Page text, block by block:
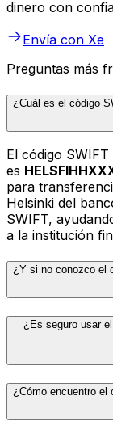
dinero con
Envía con Xe
Preguntas más
¿Cuál es el código
El código
es
para
Helsinki del
SWIFT,
a la institución
¿Y si no conozco el
¿Es seguro usar
¿Cómo encuentro el